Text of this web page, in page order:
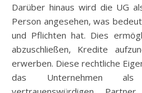
Darüber hinaus wird die UG
Person angesehen, was
und Pflichten hat. Dies
abzuschließen, Kredite
erwerben. Diese rechtliche
das Unternehmen als